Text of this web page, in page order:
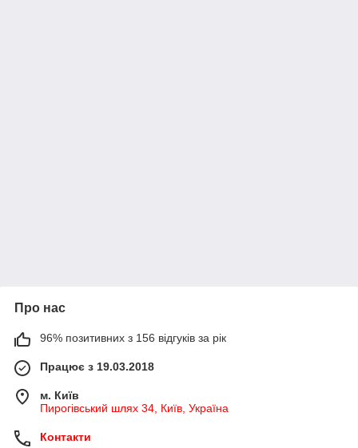
Про нас
96% позитивних з 156 відгуків за рік
Працює з 19.03.2018
м. Київ
Пирогівський шлях 34, Київ, Україна
Контакти